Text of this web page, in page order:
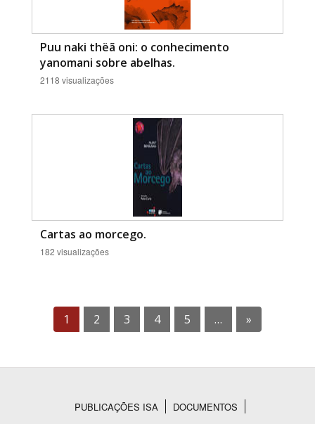
Puu naki thëã oni: o conhecimento
yanomani sobre abelhas.
2118 visualizações
Cartas ao morcego.
182 visualizações
1 2 3 4 5 … »
PUBLICAÇÕES ISA DOCUMENTOS